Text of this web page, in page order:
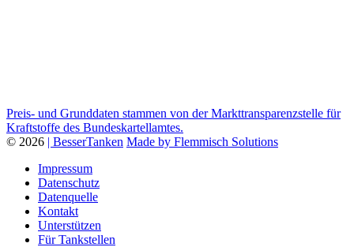
Preis- und Grunddaten stammen von der Markttransparenzstelle für
Kraftstoffe des Bundeskartellamtes.
© 2026 | BesserTanken Made by Flemmisch Solutions
Impressum
Datenschutz
Datenquelle
Kontakt
Unterstützen
Für Tankstellen